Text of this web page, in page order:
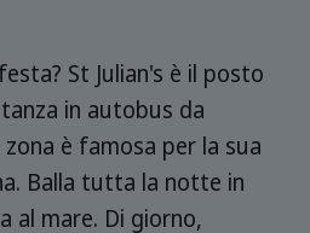
St Julian's è il posto
in autobus da
è famosa per la sua
Balla tutta la notte in
al mare. Di giorno,